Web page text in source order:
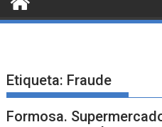
Etiqueta: Fraude
Formosa.